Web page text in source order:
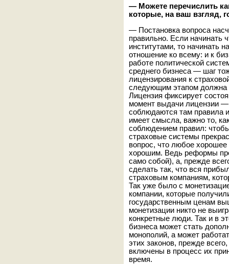
— Можете перечислить
которые, на ваш взгляд,
— Постановка вопроса
правильно. Если начинать
институтами, то начинать
отношение ко всему: и к
работе политической
среднего бизнеса — шаг
лицензирования к
следующим этапом должна
Лицензия фиксирует
момент выдачи лицензии
соблюдаются там правила
имеет смысла, важно то,
соблюдением правил:
страховые системы
вопрос, что любое хорошее
хорошим. Ведь реформы
само собой), а, прежде
сделать так, что вся
страховым компаниям,
Так уже было с
компании, которые
государственным ценам
монетизации никто не
конкретные люди. Так и в
бизнеса может стать
монополий, а может
этих законов, прежде
включены в процесс их
время.